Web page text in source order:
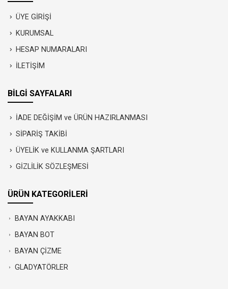
ÜYE GİRİŞİ
KURUMSAL
HESAP NUMARALARI
İLETİŞİM
BİLGİ SAYFALARI
İADE DEĞİŞİM ve ÜRÜN HAZIRLANMASI
SİPARİŞ TAKİBİ
ÜYELİK ve KULLANMA ŞARTLARI
GİZLİLİK SÖZLEŞMESİ
ÜRÜN KATEGORİLERİ
BAYAN AYAKKABI
BAYAN BOT
BAYAN ÇİZME
GLADYATÖRLER